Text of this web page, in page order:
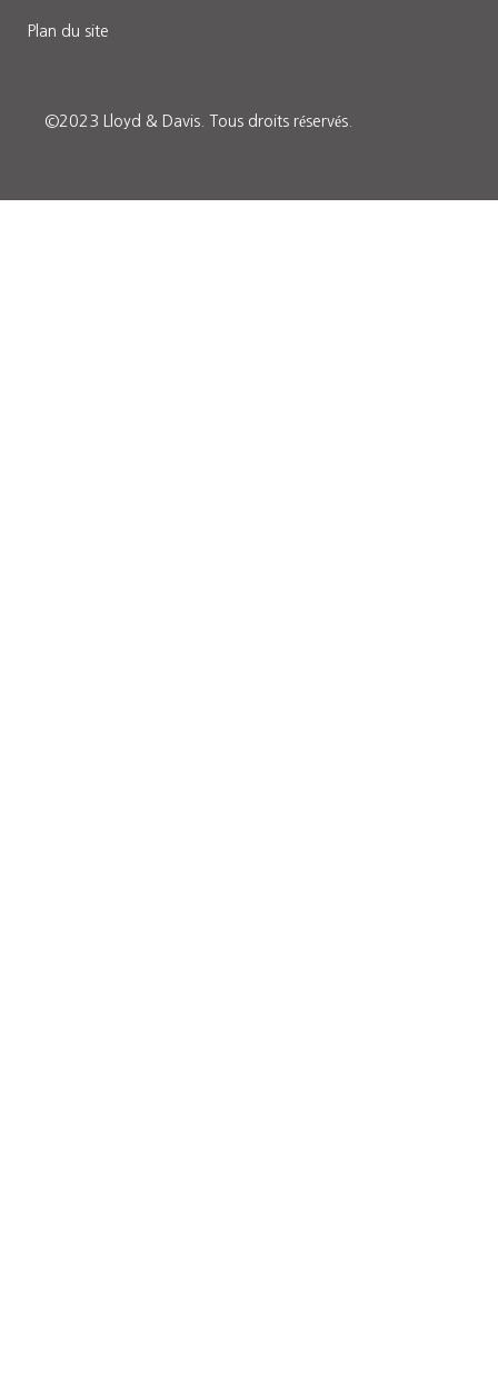
Plan du site
©2023 Lloyd & Davis. Tous droits réservés